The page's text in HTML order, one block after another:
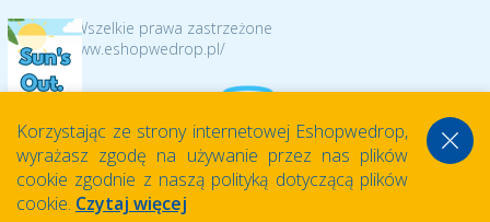
© 2026 Wszelkie prawa zastrzeżone
https://www.eshopwedrop.pl/
Korzystając ze strony internetowej Eshopwedrop,
wyrażasz zgodę na używanie przez nas plików
cookie zgodnie z naszą polityką dotyczącą plików
cookie. Czytaj więcej